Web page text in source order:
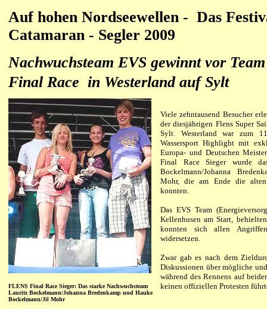
Auf hohen Nordseewellen - Das
Catamaran - Segler 2009
Nachwuchsteam EVS gewinnt vor
Final Race in Westerland auf Sylt
FLENS Final Race Sieger: Das starke Nachwuchsteam
Lauritz Bockelmann/Johanna Bredenkamp und Hauke
Bockelmann/Jil Mohr
Viele zehntausend Besucher
der diesjährigen Flens Super
Sylt. Westerland war zum
Wassersport Highlight mit
Europa- und Deutschen
Final Race Sieger wurde
Bockelmann/Johanna
Mohr, die am Ende die
konnten.
Das EVS Team
Kellenhusen am Start,
konnten sich allen
widersetzen.
Zwar gab es nach dem
Diskussionen über mögliche
während des Rennens auf
keinen offiziellen Protesten